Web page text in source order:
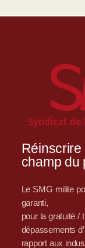
Réinscrire
champ du
Le SMG milite
garanti,
pour la gratuité /
dépassements
rapport aux